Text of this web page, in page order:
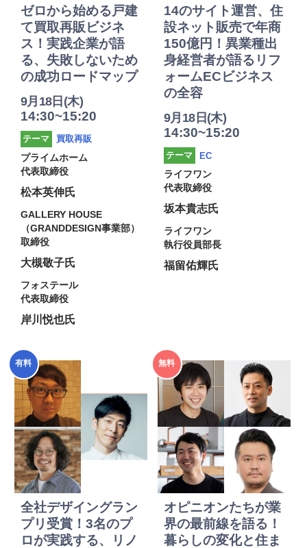
ゼロから始める戸建
て買取再販ビジネ
ス！実践企業が語
る、失敗しないため
の成功ロードマップ
9月18日(木)
14:30~15:20
テーマ
買取再販
プライムホーム
代表取締役
松本英伸氏
GALLERY HOUSE
（GRANDDESIGN事業部）
取締役
大槻敬子氏
フォステール
代表取締役
岸川悦也氏
14のサイト運営、住
設ネット販売で年商
150億円！異業種出
身経営者が語るリフ
ォームECビジネス
の全容
9月18日(木)
14:30~15:20
テーマ
EC
ライフワン
代表取締役
坂本貴志氏
ライフワン
執行役員部長
福留佑輝氏
2025年
度
有料
全社デザイングラン
プリ受賞！3名のプ
ロが実践する、リノ
2025年
度
無料
オピニオンたちが業
界の最前線を語る！
暮らしの変化と住ま